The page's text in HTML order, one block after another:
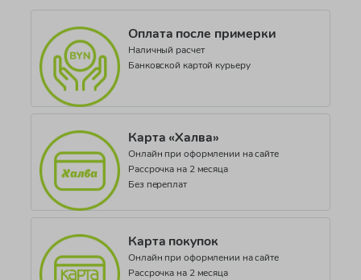
Синий
Коллекция
SEASONAL BASIC_PR706 AI07
Оплата после примерки
Наличный расчет
Банковской картой курьеру
Карта «Халва»
Онлайн при оформлении на сайте
Рассрочка на 2 месяца
Без переплат
Карта покупок
Онлайн при оформлении на сайте
Рассрочка на 2 месяца